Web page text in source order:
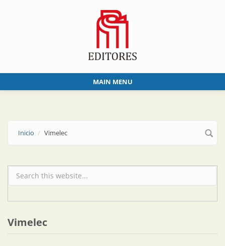
MAIN MENU
Inicio Vimelec
Formulario de búsqueda
Vimelec